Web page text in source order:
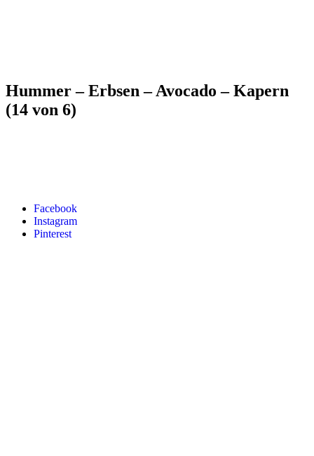
Facebook
Instagram
Pinterest
Hummer – Erbsen – Avocado – Kapern
(14 von 6)